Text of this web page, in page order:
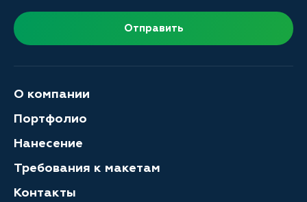
Отправить
О компании
Портфолио
Нанесение
Требования к макетам
Контакты